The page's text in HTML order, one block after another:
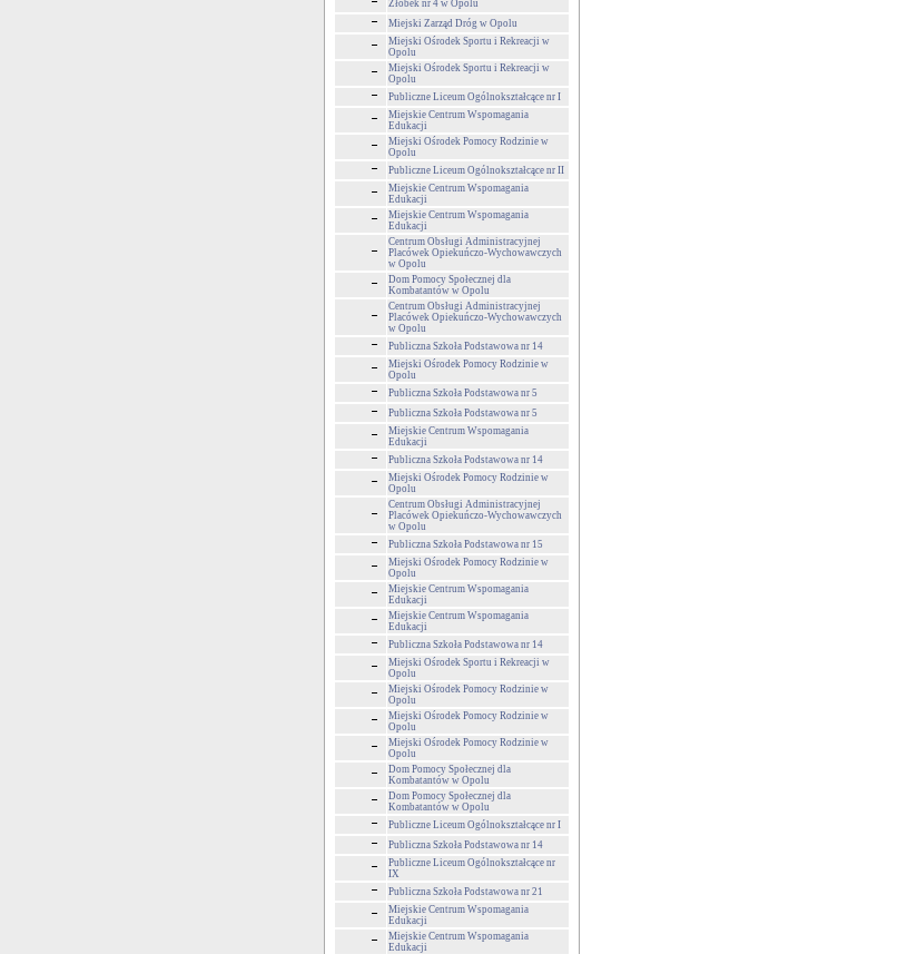
Żłobek nr 4 w Opolu
Miejski Zarząd Dróg w Opolu
Miejski Ośrodek Sportu i Rekreacji w
Opolu
Miejski Ośrodek Sportu i Rekreacji w
Opolu
Publiczne Liceum Ogólnokształcące nr I
Miejskie Centrum Wspomagania
Edukacji
Miejski Ośrodek Pomocy Rodzinie w
Opolu
Publiczne Liceum Ogólnokształcące nr II
Miejskie Centrum Wspomagania
Edukacji
Miejskie Centrum Wspomagania
Edukacji
Centrum Obsługi Administracyjnej
Placówek Opiekuńczo-Wychowawczych
w Opolu
Dom Pomocy Społecznej dla
Kombatantów w Opolu
Centrum Obsługi Administracyjnej
Placówek Opiekuńczo-Wychowawczych
w Opolu
Publiczna Szkoła Podstawowa nr 14
Miejski Ośrodek Pomocy Rodzinie w
Opolu
Publiczna Szkoła Podstawowa nr 5
Publiczna Szkoła Podstawowa nr 5
Miejskie Centrum Wspomagania
Edukacji
Publiczna Szkoła Podstawowa nr 14
Miejski Ośrodek Pomocy Rodzinie w
Opolu
Centrum Obsługi Administracyjnej
Placówek Opiekuńczo-Wychowawczych
w Opolu
Publiczna Szkoła Podstawowa nr 15
Miejski Ośrodek Pomocy Rodzinie w
Opolu
Miejskie Centrum Wspomagania
Edukacji
Miejskie Centrum Wspomagania
Edukacji
Publiczna Szkoła Podstawowa nr 14
Miejski Ośrodek Sportu i Rekreacji w
Opolu
Miejski Ośrodek Pomocy Rodzinie w
Opolu
Miejski Ośrodek Pomocy Rodzinie w
Opolu
Miejski Ośrodek Pomocy Rodzinie w
Opolu
Dom Pomocy Społecznej dla
Kombatantów w Opolu
Dom Pomocy Społecznej dla
Kombatantów w Opolu
Publiczne Liceum Ogólnokształcące nr I
Publiczna Szkoła Podstawowa nr 14
Publiczne Liceum Ogólnokształcące nr
IX
Publiczna Szkoła Podstawowa nr 21
Miejskie Centrum Wspomagania
Edukacji
Miejskie Centrum Wspomagania
Edukacji